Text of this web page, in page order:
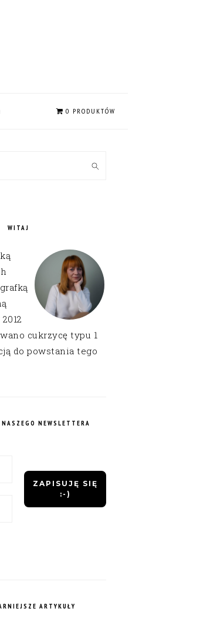
0 PRODUKTÓW
WITAJ
cukrzycę typu 1
do powstania tego
NEWSLETTERA
ARTYKUŁY